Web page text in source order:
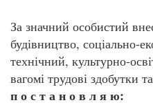
За значний особистий
будівництво, соціально-
технічний, культурно-
вагомі трудові здобутки
п о с т а н о в л я ю: